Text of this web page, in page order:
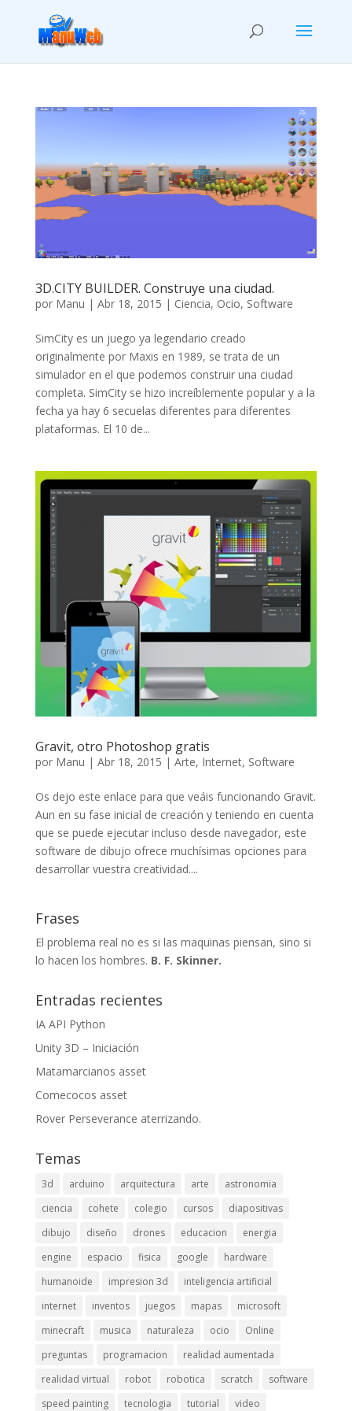
3D.CITY BUILDER. Construye una ciudad.
por Manu | Abr 18, 2015 | Ciencia, Ocio, Software
SimCity es un juego ya legendario creado
originalmente por Maxis en 1989, se trata de un
simulador en el que podemos construir una ciudad
completa. SimCity se hizo increíblemente popular y a la
fecha ya hay 6 secuelas diferentes para diferentes
plataformas. El 10 de...
Gravit, otro Photoshop gratis
por Manu | Abr 18, 2015 | Arte, Internet, Software
Os dejo este enlace para que veáis funcionando Gravit.
Aun en su fase inicial de creación y teniendo en cuenta
que se puede ejecutar incluso desde navegador, este
software de dibujo ofrece muchísimas opciones para
desarrollar vuestra creatividad....
Frases
El problema real no es si las maquinas piensan, sino si
lo hacen los hombres. B. F. Skinner.
Entradas recientes
IA API Python
Unity 3D – Iniciación
Matamarcianos asset
Comecocos asset
Rover Perseverance aterrizando.
Temas
3d arduino arquitectura arte
astronomia
ciencia
cohete colegio cursos
diapositivas
dibujo
diseño drones educacion
energia
engine
espacio fisica google
hardware
humanoide
impresion 3d
inteligencia artificial
internet
inventos juegos mapas
microsoft
minecraft
musica naturaleza ocio
Online
preguntas
programacion
realidad aumentada
realidad virtual
robot robotica scratch
software
speed painting
tecnologia tutorial video